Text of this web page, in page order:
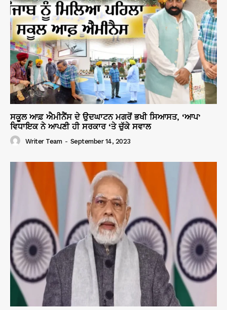
ਸਕੂਲ ਆਫ਼ ਐਮੀਨੈਂਸ ਦੇ ਉਦਘਾਟਨ ਮਗਰੋਂ ਭਖੀ ਸਿਆਸਤ, ‘ਆਪ’
ਵਿਧਾਇਕ ਨੇ ਆਪਣੀ ਹੀ ਸਰਕਾਰ ‘ਤੇ ਚੁੱਕੇ ਸਵਾਲ
Writer Team - September 14, 2023